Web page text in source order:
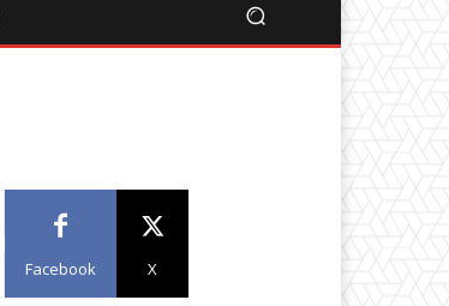
Facebook X